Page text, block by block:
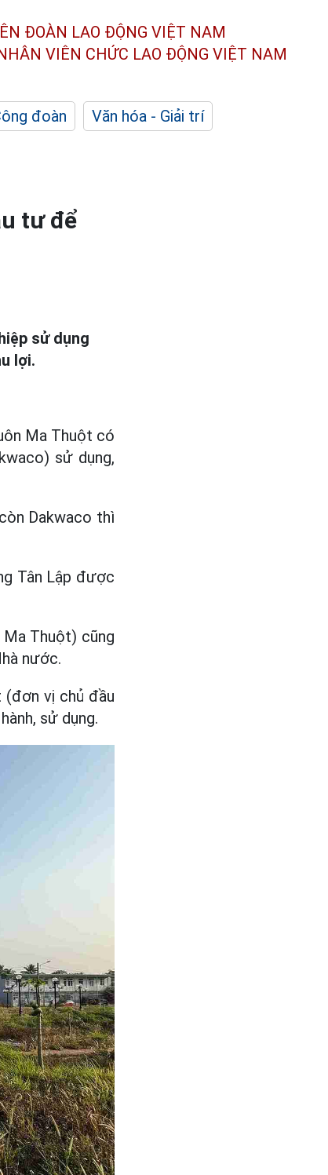
ĐOÀN LAO ĐỘNG VIỆT NAM
VIÊN CHỨC LAO ĐỘNG VIỆT NAM
đoàn
Văn hóa - Giải trí
tư để
sử dụng
lợi.
Ma Thuột có
sử dụng,
Dakwaco thì
Tân Lập được
Thuột) cũng
nước.
(đơn vị chủ đầu
sử dụng.